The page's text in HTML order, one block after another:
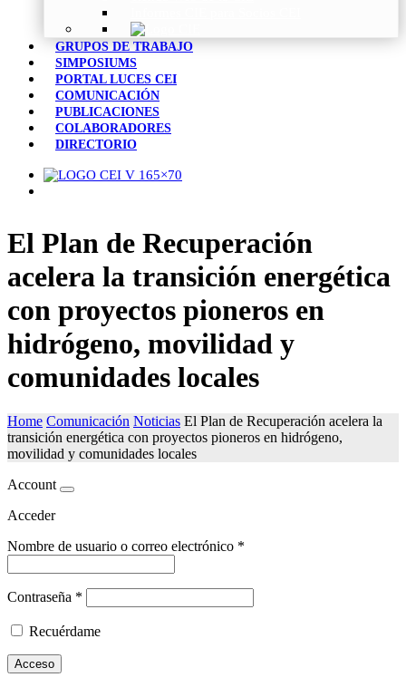
GRUPOS DE TRABAJO
SIMPOSIUMS
PORTAL LUCES CEI
COMUNICACIÓN
PUBLICACIONES
COLABORADORES
DIRECTORIO
El Plan de Recuperación
acelera la transición energética
con proyectos pioneros en
hidrógeno, movilidad y
comunidades locales
Home Comunicación Noticias El Plan de Recuperación acelera la
transición energética con proyectos pioneros en hidrógeno,
movilidad y comunidades locales
Account
Acceder
Nombre de usuario o correo electrónico *
Contraseña *
Recuérdame
Acceso